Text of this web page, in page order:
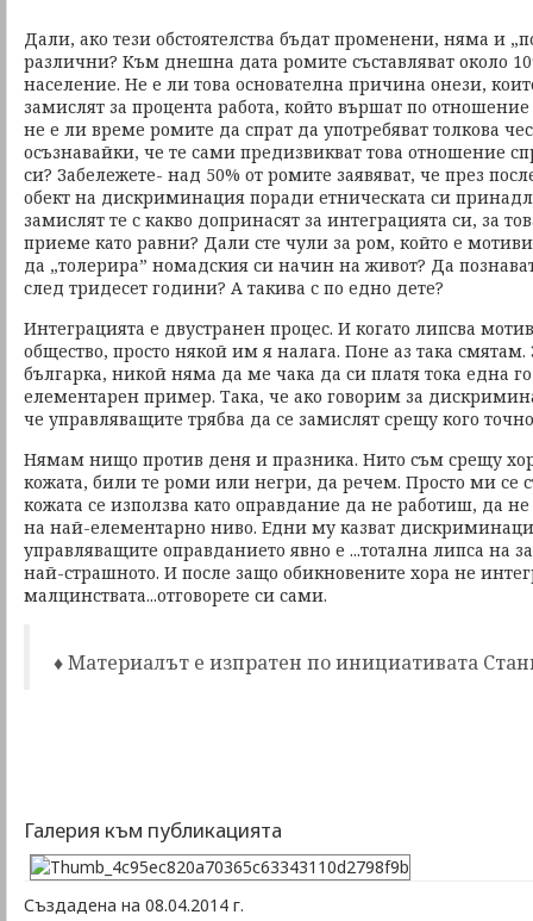
Дали, ако тези обстоятелства бъдат променени, няма и
различни? Към днешна дата ромите съставляват около
население. Не е ли това основателна причина онези,
замислят за процента работа, който вършат по
не е ли време ромите да спрат да употребяват толкова
осъзнавайки, че те сами предизвикват това отношение
си? Забележете- над 50% от ромите заявяват, че през
обект на дискриминация поради етническата си
замислят те с какво допринасят за интеграцията си, за
приеме като равни? Дали сте чули за ром, който е
да „толерира” номадския си начин на живот? Да
след тридесет години? А такива с по едно дете?
Интеграцията е двустранен процес. И когато липсва
общество, просто някой им я налага. Поне аз така
българка, никой няма да ме чака да си платя тока една
елементарен пример. Така, че ако говорим за
че управляващите трябва да се замислят срещу кого
Нямам нищо против деня и празника. Нито съм срещу
кожата, били те роми или негри, да речем. Просто ми се
кожата се използва като оправдание да не работиш, да
на най-елементарно ниво. Едни му казват
управляващите оправданието явно е ...тотална липса на
най-страшното. И после защо обикновените хора не
малцинствата...отговорете си сами.
♦ Материалът е изпратен по инициативата
Галерия към публикацията
Създадена на 08.04.2014 г.